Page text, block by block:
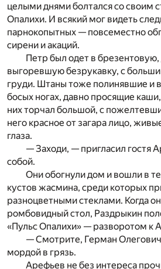
целыми днями болтался со своим
Опалихи. И всякий мог видеть
парнокопытных — повсеместно
сирени и акаций.
Петр был одет в
выгоревшую безрукавку, с
груди. Штаны тоже полинявшие и
босых ногах, давно просящие
них торчал большой, с
него красное от загара лицо,
глаза.
— Заходи, — пригласил гостя
собой.
Они обогнули дом и вошли в
кустов жасмина, среди которых
разноцветными стеклами. Когда
ромбовидный стол, Раздрыкин
«Пульс Опалихи» — разворотом к
— Смотрите, Герман
мордой в грязь.
Арефьев не без интереса